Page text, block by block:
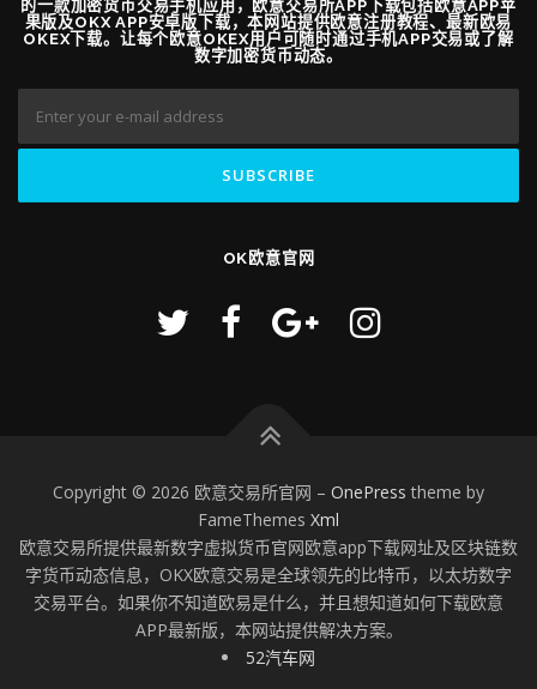
的一款加密货币交易手机应用，欧意交易所APP下载包括欧意APP苹
果版及OKX APP安卓版下载，本网站提供欧意注册教程、最新欧易
OKEX下载。让每个欧意OKEX用户可随时通过手机APP交易或了解
数字加密货币动态。
OK欧意官网
Copyright © 2026 欧意交易所官网 – OnePress theme by
FameThemes Xml
欧意交易所提供最新数字虚拟货币官网欧意app下载网址及区块链数
字货币动态信息，OKX欧意交易是全球领先的比特币，以太坊数字
交易平台。如果你不知道欧易是什么，并且想知道如何下载欧意
APP最新版，本网站提供解决方案。
52汽车网